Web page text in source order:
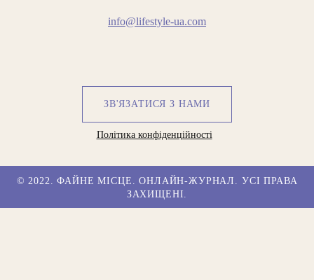
info@lifestyle-ua.com
ЗВ'ЯЗАТИСЯ З НАМИ
Політика конфіденційності
© 2022. ФАЙНЕ МІСЦЕ. ОНЛАЙН-ЖУРНАЛ. УСІ ПРАВА
ЗАХИЩЕНІ.